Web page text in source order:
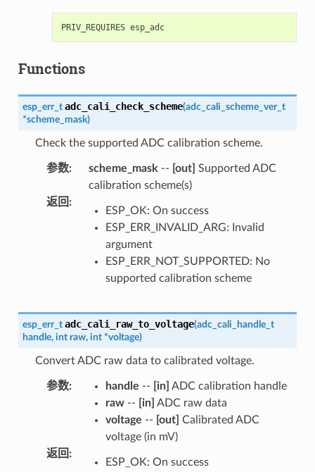
PRIV_REQUIRES esp_adc
Functions
esp_err_t adc_cali_check_scheme(adc_cali_scheme_ver_t
*scheme_mask)
Check the supported ADC calibration scheme.
参数: scheme_mask -- [out] Supported ADC
calibration scheme(s)
返回 :
ESP_OK: On success
ESP_ERR_INVALID_ARG: Invalid
argument
ESP_ERR_NOT_SUPPORTED: No
supported calibration scheme
esp_err_t adc_cali_raw_to_voltage(adc_cali_handle_t
handle, int raw, int *voltage)
Convert ADC raw data to calibrated voltage.
参数: handle -- [in] ADC calibration handle
raw-- [in] ADC raw data
voltage -- [out] Calibrated ADC
voltage (in mV)
返回 :
ESP_OK: On success